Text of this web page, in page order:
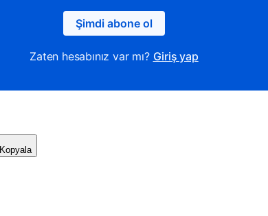
Şimdi abone ol
Zaten hesabınız var mı? Giriş yap
Kopyala